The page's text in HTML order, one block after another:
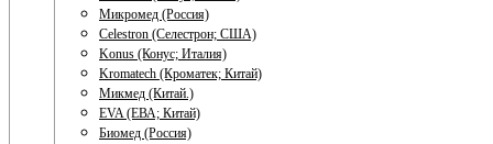
Микромед (Россия)
Celestron (Селестрон; США)
Konus (Конус; Италия)
Kromatech (Кроматек; Китай)
Микмед (Китай.)
EVA (ЕВА; Китай)
Биомед (Россия)